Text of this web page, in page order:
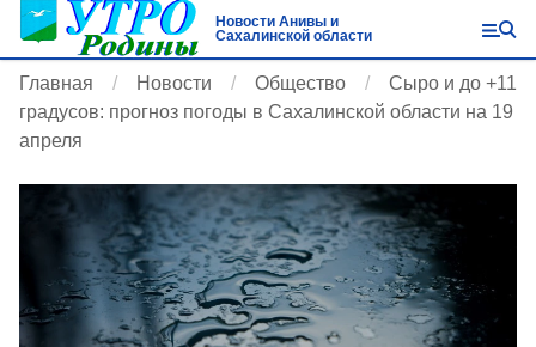
Новости Анивы и
Сахалинской области
Главная Новости Общество
Сыро и до +11
градусов: прогноз погоды в Сахалинской области на 19
апреля